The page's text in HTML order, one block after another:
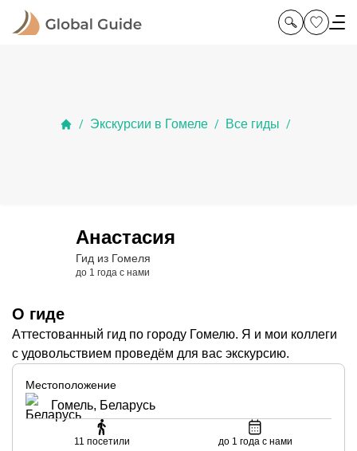
/ Экскурсии в Гомеле / Все гиды /
Анастасия
Гид из Гомеля
до 1 года с нами
О гиде
Аттестованный гид по городу Гомелю. Я и мои коллеги
с удовольствием проведём для вас экскурсию.
Местоположение
Гомель, Беларусь
11 посетили до 1 года с нами